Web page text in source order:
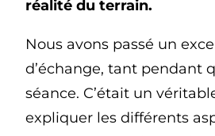
réalité du terrain.
Nous avons passé un
d’échange, tant pendant
séance. C’était un
expliquer les différents